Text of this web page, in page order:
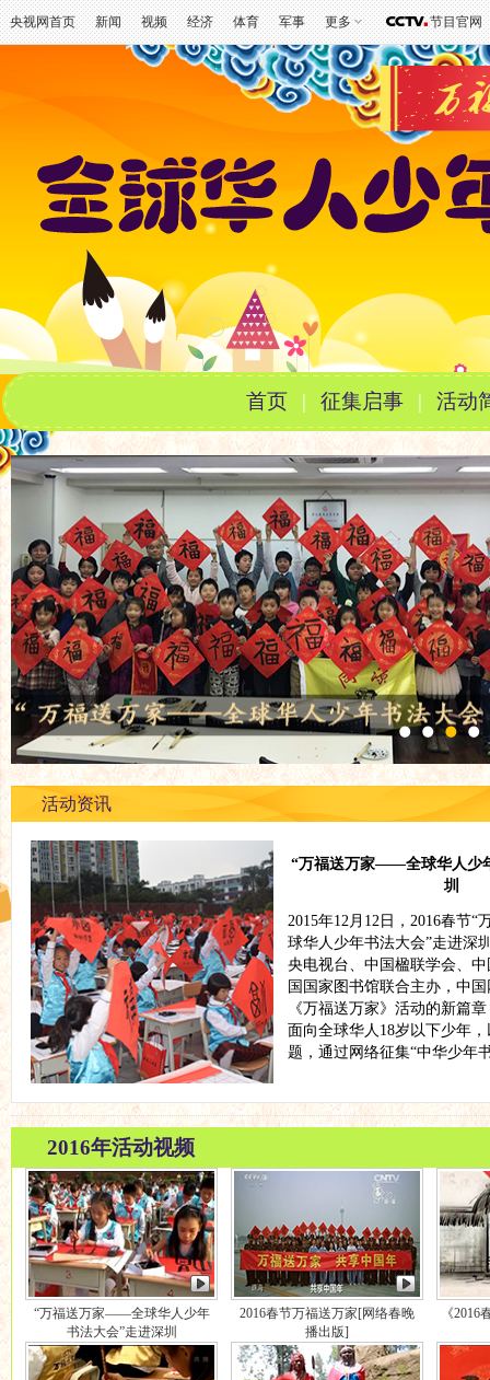
央视网首页 新闻 视频 经济 体育 军事 更多 节目官网
首页 | 征集启事 | 活动
活动资讯
“万福送万家——全球华人少
圳
2015年12月12日，2016春节
球华人少年书法大会”走进深
央电视台、中国楹联学会、
国国家图书馆联合主办，中
《万福送万家》活动的新篇
面向全球华人18岁以下少年
题，通过网络征集“中华少
2016年活动视频
“万福送万家——全球华人少年
书法大会”走进深圳
2016春节万福送万家[网络春晚
播出版]
《